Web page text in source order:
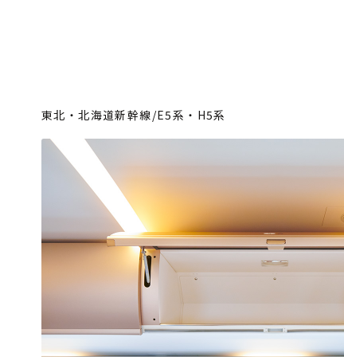
東北・北海道新幹線/E5系・H5系